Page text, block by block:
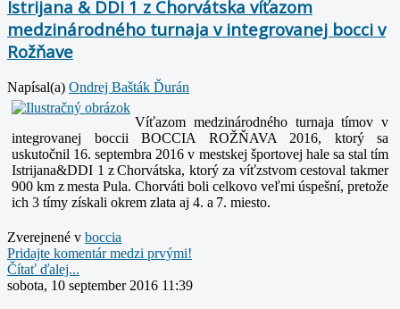
Istrijana & DDI 1 z Chorvátska víťazom
medzinárodného turnaja v integrovanej bocci v
Rožňave
Napísal(a) Ondrej Bašták Ďurán
Víťazom medzinárodného turnaja tímov v
integrovanej boccii BOCCIA ROŽŇAVA 2016, ktorý sa
uskutočnil 16. septembra 2016 v mestskej športovej hale sa stal tím
Istrijana&DDI 1 z Chorvátska, ktorý za víťzstvom cestoval takmer
900 km z mesta Pula. Chorváti boli celkovo veľmi úspešní, pretože
ich 3 tímy získali okrem zlata aj 4. a 7. miesto.
Zverejnené v boccia
Pridajte komentár medzi prvými!
Čítať ďalej...
sobota, 10 september 2016 11:39